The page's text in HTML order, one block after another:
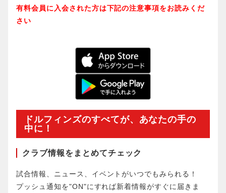
有料会員に入会された方は下記の注意事項をお読みくだ
さい
ドルフィンズのすべてが、あなたの手の
中に！
クラブ情報をまとめてチェック
試合情報、ニュース、イベントがいつでもみられる！
プッシュ通知を"ON"にすれば新着情報がすぐに届きま